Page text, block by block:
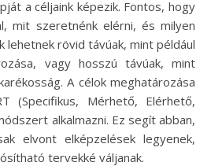
a céljaink képezik. Fontos, hogy
mit szeretnénk elérni, és milyen
lehetnek rövid távúak, mint például
vagy hosszú távúak, mint
A célok meghatározása
(Specifikus, Mérhető, Elérhető,
alkalmazni. Ez segít abban,
elvont elképzelések legyenek,
tervekké váljanak.